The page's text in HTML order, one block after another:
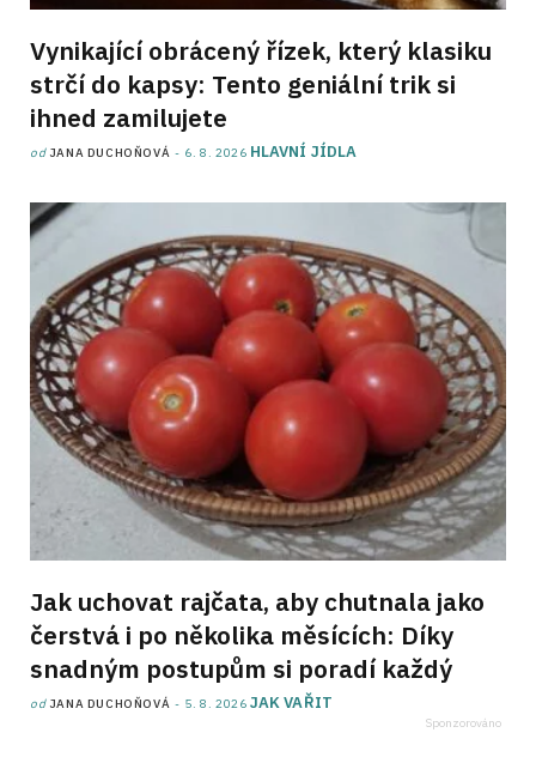
Vynikající obrácený řízek, který klasiku
strčí do kapsy: Tento geniální trik si
ihned zamilujete
od JANA DUCHOŇOVÁ 6. 8. 2026 HLAVNÍ JÍDLA
Jak uchovat rajčata, aby chutnala jako
čerstvá i po několika měsících: Díky
snadným postupům si poradí každý
od JANA DUCHOŇOVÁ 5. 8. 2026 JAK VAŘIT